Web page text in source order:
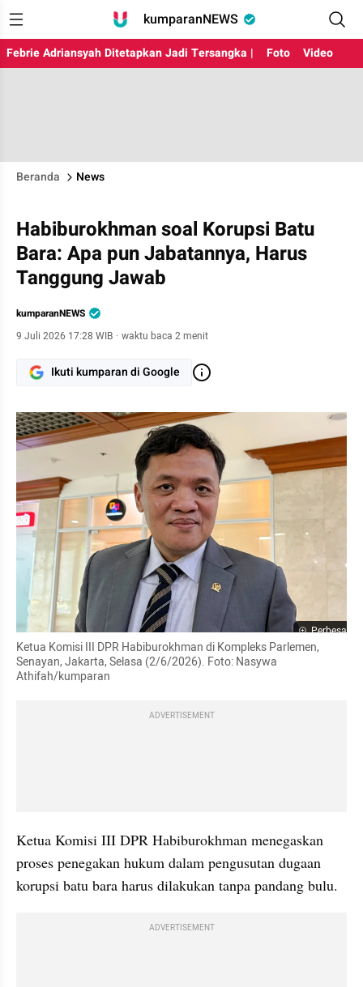
kumparanNEWS
Febrie Adriansyah Ditetapkan Jadi Tersangka | Foto Video
Beranda News
Habiburokhman soal Korupsi Batu
Bara: Apa pun Jabatannya, Harus
Tanggung Jawab
kumparanNEWS
9 Juli 2026 17:28 WIB · waktu baca 2 menit
Ikuti kumparan di Google
Perbesar
Ketua Komisi III DPR Habiburokhman di Kompleks Parlemen,
Senayan, Jakarta, Selasa (2/6/2026). Foto: Nasywa
Athifah/kumparan
ADVERTISEMENT
Ketua Komisi III DPR Habiburokhman menegaskan
proses penegakan hukum dalam pengusutan dugaan
korupsi batu bara harus dilakukan tanpa pandang bulu.
ADVERTISEMENT